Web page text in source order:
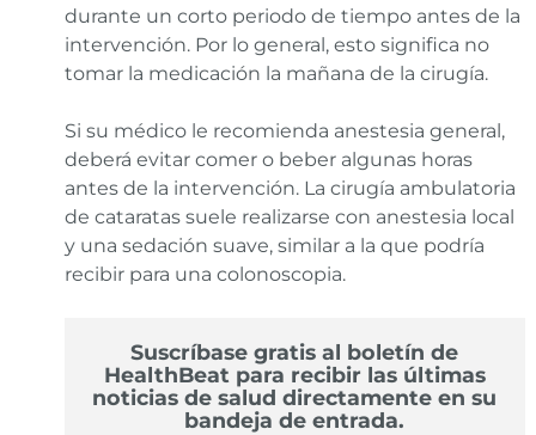
durante un corto periodo de tiempo antes de la
intervención. Por lo general, esto significa no
tomar la medicación la mañana de la cirugía.
Si su médico le recomienda anestesia general,
deberá evitar comer o beber algunas horas
antes de la intervención. La cirugía ambulatoria
de cataratas suele realizarse con anestesia local
y una sedación suave, similar a la que podría
recibir para una colonoscopia.
Suscríbase gratis al boletín de
HealthBeat para recibir las últimas
noticias de salud directamente en su
bandeja de entrada.